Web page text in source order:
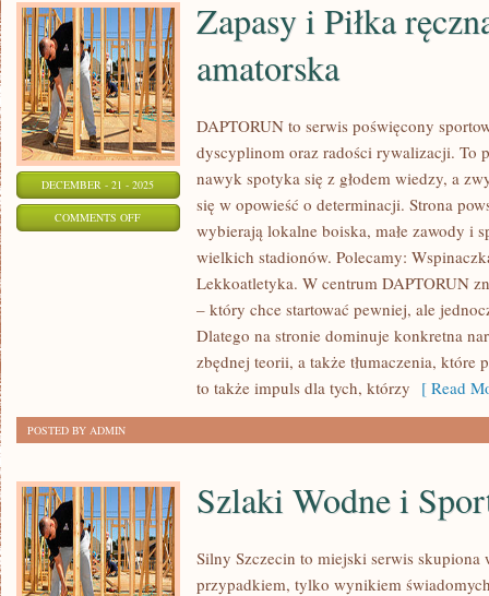
DECEMBER - 21 - 2025
COMMENTS OFFON
Zapasy i Piłka
amatorska
DAPTORUN to serwis poświęcony
dyscyplinom oraz radości rywalizacji. To
nawyk spotyka się z głodem wiedzy, a
się w opowieść o determinacji. Strona
wybierają lokalne boiska, małe zawody i
wielkich stadionów. Polecamy:
Lekkoatletyka. W centrum DAPTORUN
– który chce startować pewniej, ale
Dlatego na stronie dominuje konkretna
zbędnej teorii, a także tłumaczenia, które
to także impuls dla tych, którzy [ Read
POSTED BY ADMIN
Szlaki Wodne i
Silny Szczecin to miejski serwis skupiona
przypadkiem, tylko wynikiem